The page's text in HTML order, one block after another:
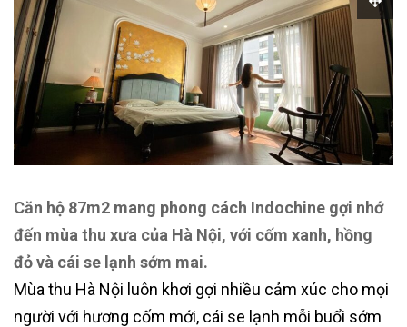
Căn hộ 87m2 mang phong cách Indochine gợi nhớ
đến mùa thu xưa của Hà Nội, với cốm xanh, hồng
đỏ và cái se lạnh sớm mai.
Mùa thu Hà Nội luôn khơi gợi nhiều cảm xúc cho mọi
người với hương cốm mới, cái se lạnh mỗi buổi sớm